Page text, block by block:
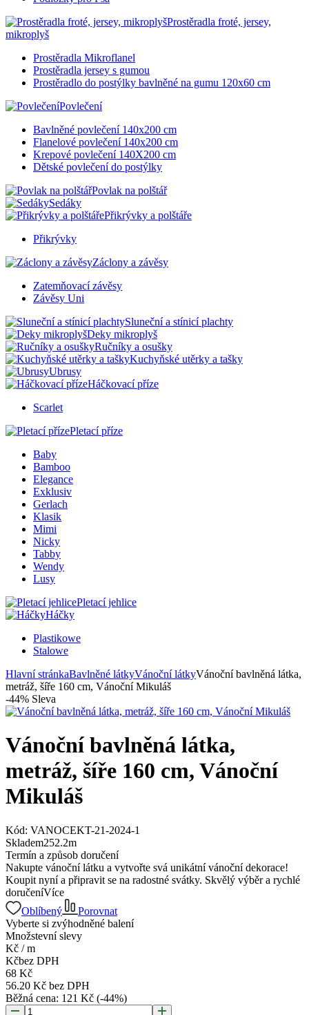
Prostěradla froté, jersey,
mikroplyš
Prostěradla Mikroflanel
Prostěradla jersey s gumou
Prostěradlo do postýlky bavlněné na gumu 120x60 cm
Povlečení
Bavlněné povlečení 140x200 cm
Flanelové povlečení 140x200 cm
Krepové povlečení 140X200 cm
Dětské povlečení do postýlky
Povlak na polštář
Sedáky
Přikrývky a polštáře
Přikrývky
Záclony a závěsy
Zatemňovací závěsy
Závěsy Uni
Sluneční a stínicí plachty
Deky mikroplyš
Ručníky a osušky
Kuchyňské utěrky a tašky
Ubrusy
Háčkovací příze
Scarlet
Pletací příze
Baby
Bamboo
Elegance
Exklusiv
Gerlach
Klasik
Mimi
Nicky
Tabby
Wendy
Lusy
Pletací jehlice
Háčky
Plastikowe
Stalowe
Hlavní stránkaBavlněné látkyVánoční látkyVánoční bavlněná látka,
metráž, šíře 160 cm, Vánoční Mikuláš
-44% Sleva
Vánoční bavlněná látka,
metráž, šíře 160 cm, Vánoční
Mikuláš
Kód: VANOCEKT-21-2024-1
Skladem252.2m
Termín a způsob doručení
Nakupte vánoční látku a vytvořte svá unikátní vánoční dekorace!
Koupit nyní a připravit se na radostné svátky. Skvělý výběr a rychlé
doručeníVíce
Oblíbený
Porovnat
Vyberte si zvýhodněné balení
Množstevní slevy
Kč /m
Kčbez DPH
68 Kč
56.20 Kč bez DPH
Běžná cena: 121 Kč (-44%)